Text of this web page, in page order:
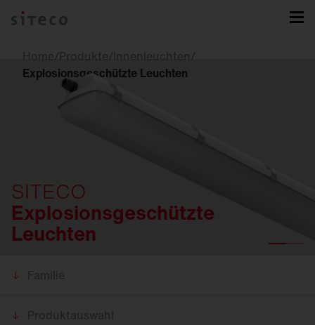
Home/Produkte/ Innenleuchten/
Explosionsgeschützte Leuchten
SITECO
Explosionsgeschützte
Leuchten
Familie
Produktauswahl